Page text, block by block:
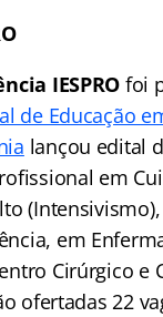
IESPRO foi
de Educação
lançou edital
em
em
Cirúrgico e
ofertadas 22